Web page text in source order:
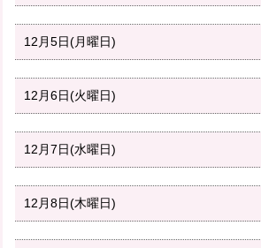
12月5日(月曜日)
12月6日(火曜日)
12月7日(水曜日)
12月8日(木曜日)